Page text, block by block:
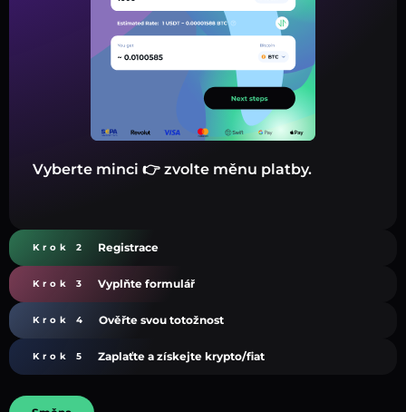
Vyberte minci 👉 zvolte měnu platby.
Krok 2 Registrace
Krok 3 Vyplňte formulář
Krok 4 Ověřte svou totožnost
Krok 5 Zaplaťte a získejte krypto/fiat